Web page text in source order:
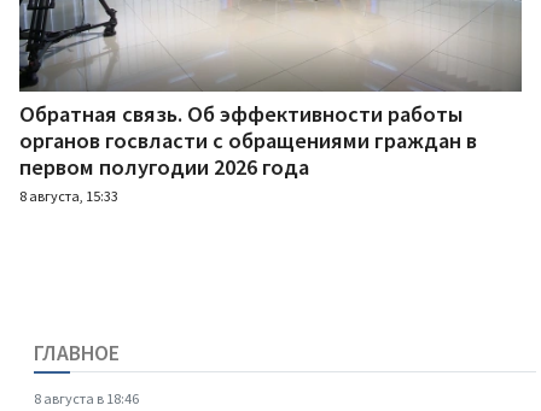
Обратная связь. Об эффективности работы
органов госвласти с обращениями граждан в
первом полугодии 2026 года
8 августа, 15:33
ГЛАВНОЕ
8 августа в 18:46